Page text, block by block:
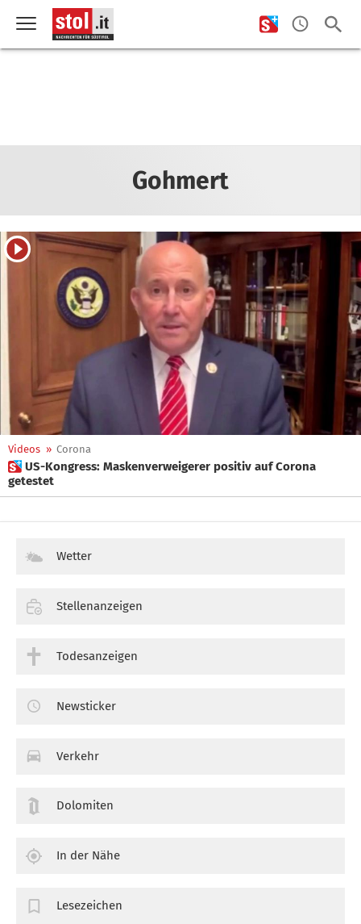
Gohmert
Videos » Corona
 US-Kongress: Maskenverweigerer positiv auf Corona
getestet
Wetter
Stellenanzeigen
Todesanzeigen
Newsticker
Verkehr
Dolomiten
In der Nähe
Lesezeichen